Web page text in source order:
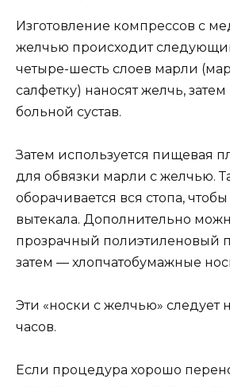
Изготовление компрессов с
желчью происходит
четыре-шесть слоев марли
салфетку) наносят желчь,
больной сустав.
Затем используется пищевая
для обвязки марли с желчью.
оборачивается вся стопа,
вытекала. Дополнительно
прозрачный полиэтиленовый
затем — хлопчатобумажные
Эти «носки с желчью» следует
часов.
Если процедура хорошо